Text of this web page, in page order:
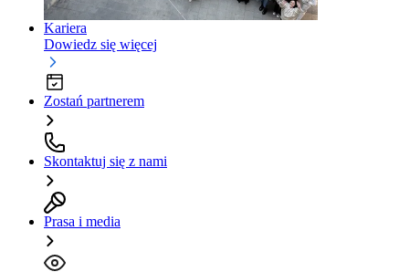
Kariera
Dowiedz się więcej
Zostań partnerem
Skontaktuj się z nami
Prasa i media